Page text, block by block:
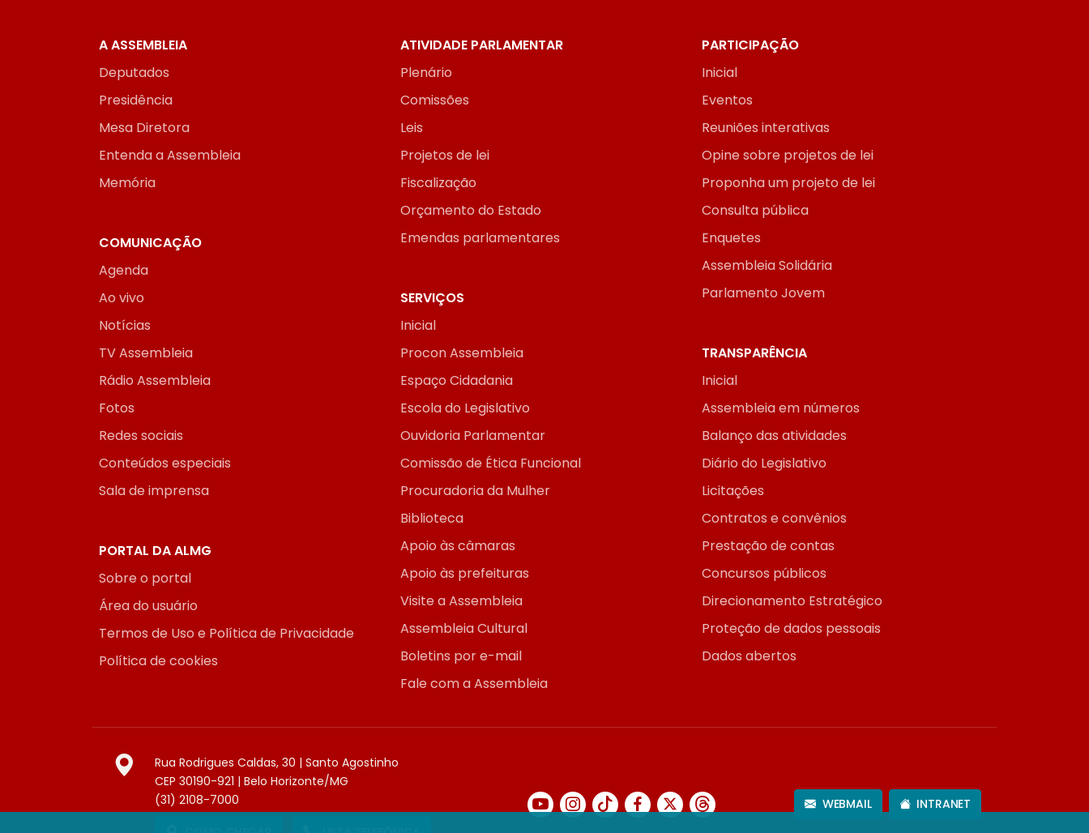
A ASSEMBLEIA
Deputados
Presidência
Mesa Diretora
Entenda a Assembleia
Memória
ATIVIDADE PARLAMENTAR
Plenário
Comissões
Leis
Projetos de lei
Fiscalização
Orçamento do Estado
Emendas parlamentares
PARTICIPAÇÃO
Inicial
Eventos
Reuniões interativas
Opine sobre projetos de lei
Proponha um projeto de lei
Consulta pública
Enquetes
Assembleia Solidária
Parlamento Jovem
COMUNICAÇÃO
Agenda
Ao vivo
Notícias
TV Assembleia
Rádio Assembleia
Fotos
Redes sociais
Conteúdos especiais
Sala de imprensa
SERVIÇOS
Inicial
Procon Assembleia
Espaço Cidadania
Escola do Legislativo
Ouvidoria Parlamentar
Comissão de Ética Funcional
Procuradoria da Mulher
Biblioteca
Apoio às câmaras
Apoio às prefeituras
Visite a Assembleia
Assembleia Cultural
Boletins por e-mail
Fale com a Assembleia
TRANSPARÊNCIA
Inicial
Assembleia em números
Balanço das atividades
Diário do Legislativo
Licitações
Contratos e convênios
Prestação de contas
Concursos públicos
Direcionamento Estratégico
Proteção de dados pessoais
Dados abertos
PORTAL DA ALMG
Sobre o portal
Área do usuário
Termos de Uso e Política de Privacidade
Política de cookies
Rua Rodrigues Caldas, 30 | Santo Agostinho
CEP 30190-921 | Belo Horizonte/MG
(31) 2108-7000
WEBMAIL INTRANET